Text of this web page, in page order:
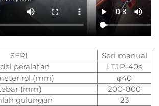
SERI
Seri manual
peralatan
LTJP-40s
rol (mm)
φ40
(mm)
200-800
gulungan
23